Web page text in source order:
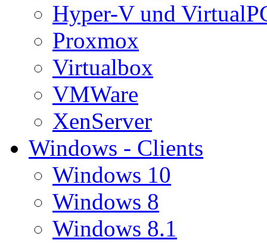
Hyper-V und
Proxmox
Virtualbox
VMWare
XenServer
Windows - Clients
Windows 10
Windows 8
Windows 8.1